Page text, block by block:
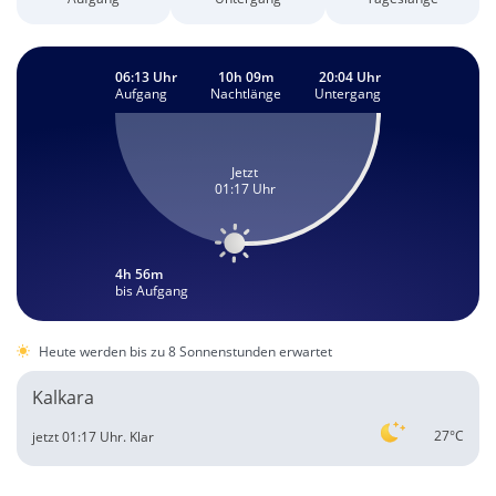
4h 56m
bis Aufgang
Jetzt
01:17 Uhr
06:13 Uhr
Aufgang
10h 09m
Nachtlänge
20:04 Uhr
Untergang
Heute werden bis zu 8 Sonnenstunden erwartet
Kalkara
27°C
jetzt 01:17 Uhr. Klar